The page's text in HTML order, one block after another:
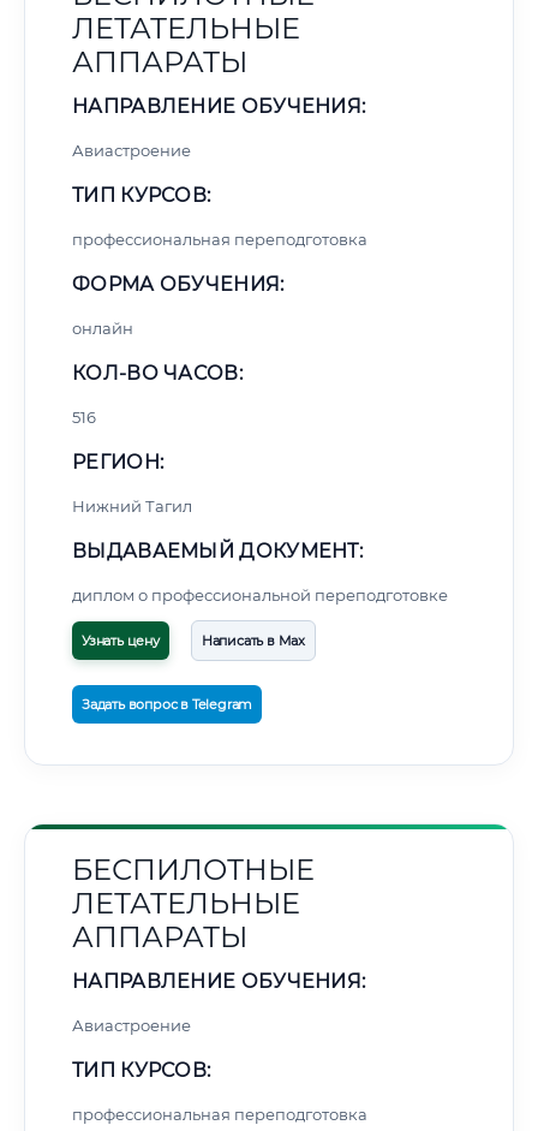
ЛЕТАТЕЛЬНЫЕ
АППАРАТЫ
НАПРАВЛЕНИЕ ОБУЧЕНИЯ:
Авиастроение
ТИП КУРСОВ:
профессиональная переподготовка
ФОРМА ОБУЧЕНИЯ:
онлайн
КОЛ-ВО ЧАСОВ:
516
РЕГИОН:
Нижний Тагил
ВЫДАВАЕМЫЙ ДОКУМЕНТ:
диплом о профессиональной переподготовке
Узнать цену Написать в Max
Задать вопрос в Telegram
БЕСПИЛОТНЫЕ
ЛЕТАТЕЛЬНЫЕ
АППАРАТЫ
НАПРАВЛЕНИЕ ОБУЧЕНИЯ:
Авиастроение
ТИП КУРСОВ:
профессиональная переподготовка